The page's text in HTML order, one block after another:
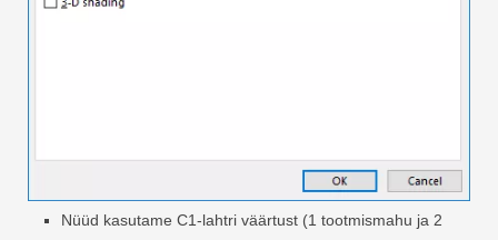
Nüüd kasutame C1-lahtri väärtust (1 tootmismahu ja 2